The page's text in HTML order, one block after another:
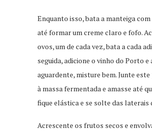
Enquanto isso, bata a manteiga com
até formar um creme claro e fofo.
ovos, um de cada vez, bata a cada
seguida, adicione o vinho do Porto e
aguardente, misture bem. Junte
à massa fermentada e amasse até
fique elástica e se solte das laterais
Acrescente os frutos secos e